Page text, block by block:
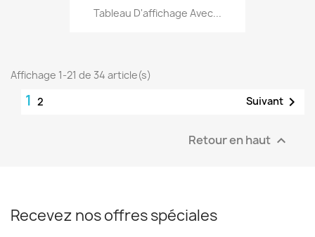
Tableau D'affichage Avec...
Affichage 1-21 de 34 article(s)
1 2 Suivant 
Retour en haut 
Recevez nos offres spéciales